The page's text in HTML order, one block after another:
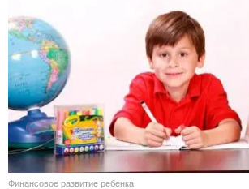
КУЛЬТУРА
НАУКА
СПОРТ
ШОУ-БИЗНЕС
АВТО И МОТО
Финансовое развитие ребенка